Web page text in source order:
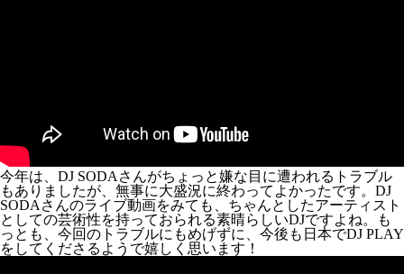
今年は、DJ SODAさんがちょっと嫌な目に遭われるトラブル
もありましたが、無事に大盛況に終わってよかったです。DJ
SODAさんのライブ動画をみても、ちゃんとしたアーティスト
としての芸術性を持っておられる素晴らしいDJですよね。も
っとも、今回のトラブルにもめげずに、今後も日本でDJ PLAY
をしてくださるようで嬉しく思います！